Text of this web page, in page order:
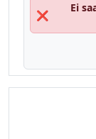
❌
Ei